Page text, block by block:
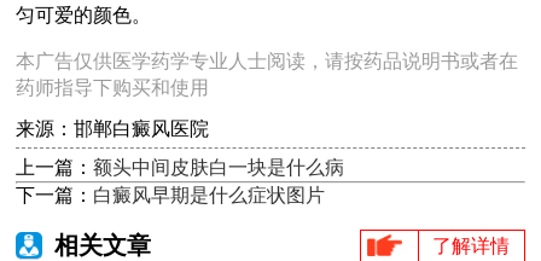
匀可爱的颜色。
本广告仅供医学药学专业人士阅读，请按药品说明书或者在
药师指导下购买和使用
来源：邯郸白癜风医院
上一篇：额头中间皮肤白一块是什么病
下一篇： 白癜风早期是什么症状图片
相关文章 了解详情